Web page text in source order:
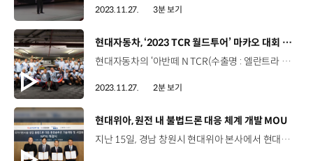
2023.11.27. 3분 보기
[동영상]
현대자동차, ‘2023 TCR 월드투어’ 마카오 대회 우승
현대자동차의 ‘아반떼 N TCR(수출명 : 엘란트라 N TCR)이 지난 17일부터 19일까지 마카오 ‘기아 서킷(Guia Circuit)’에서 열린 TCR 월드투어 최종전에서 1위를 차지하며 드라이버 부문 챔피언 타이틀을 거머쥐었습니다. 이날 경기에서 'BRC 현대 N 스쿼드라 코르세'팀의 노버트 미첼리즈 선수는 마카오 대회 첫 번째 결승 레이스에서 가장 먼저 결승선을 통과하며 우승을 차지했습니다. 노버트 미첼리즈 선수는 이번 시즌 여러 차례 우승하며 총 440포인트를 획득, 드라이버 부문 챔피언의 자리에 올랐고, BRC 현대 N 스쿼드라 코르세팀은 총 805포인트로 팀 부문 종합 3위를 기록했습니다. 한편, 같은 기간 마카오에서 개최된 ‘2023 TCR 차이나 챔피언십’ 최종전에서도 현대차의 서킷 경주차 아반떼 N TCR이 정상에 올랐습니다. 아반떼 N TCR은 모델 부문 종합 1위에 올랐고 ‘현대 N’ 팀의 마틴 카오 선수도 개막전부터 좋은 성적을 이어오며 종합 1위에 올라 드라이버와 모델 부문 동반 종합 우승을 달성했습니다.
2023.11.27. 2분 보기
[동영상]
현대위아, 원전 내 불법드론 대응 체계 개발 MOU
지난 15일, 경남 창원시 현대위아 본사에서 현대위아‧한국전력기술‧한전KDN‧토리스스퀘어가 함께 ‘국가기반시설 침입 불법 드론 대응’ 관련 4자 협약을 체결했습니다. 현대위아는 이번 MOU를 통해 민간 국가기반 시설인 원전에 침입하는 불법 드론에 대응하는 ‘대 드론 통합 방어 체계’ 기술 개발에 나설 예정인데요. 특히 국내에서 처음으로 원전의 특수성을 고려한 맞춤형 ADS를 개발하게 됩니다. 이번에 개발할 ADS는 공중폭발탄과 스트리머탄 등으로 드론을 직접 요격하는 ‘하드 킬’ ADS를 기반으로 전파 교란 등으로 드론을 격추하는 ‘소프트 킬’ 방식을 더해 개발할 예정입니다. 또한 현대위아는 한국전력기술과 ‘원전 건설 및 운용에 관한 국제 표준규격(ISO)’ ADS 표준안 제정에 협력할 계획으로 한전KDN과는 불법 드론 대응 통합관제 솔루션과 물리 보안 시스템의 연계 기술을 함께 개발해 완벽한 대 드론 통합 방어 체계를 선보일 수 있도록 노력할 예정입니다.